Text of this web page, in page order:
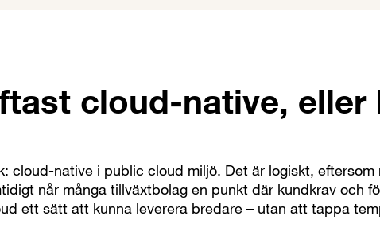
cloud-native, eller
cloud-native i public cloud miljö. Det är logiskt, eftersom
når många tillväxtbolag en punkt där kundkrav och
ett sätt att kunna leverera bredare – utan att tappa